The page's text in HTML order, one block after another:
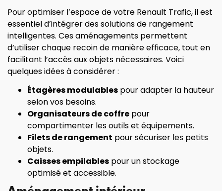
Pour optimiser l’espace de votre Renault Trafic, il est
essentiel d’intégrer des solutions de rangement
intelligentes. Ces aménagements permettent
d’utiliser chaque recoin de manière efficace, tout en
facilitant l’accès aux objets nécessaires. Voici
quelques idées à considérer :
Étagères modulables pour adapter la hauteur
selon vos besoins.
Organisateurs de coffre pour
compartimenter les outils et équipements.
Filets de rangement pour sécuriser les petits
objets.
Caisses empilables pour un stockage
optimisé et accessible.